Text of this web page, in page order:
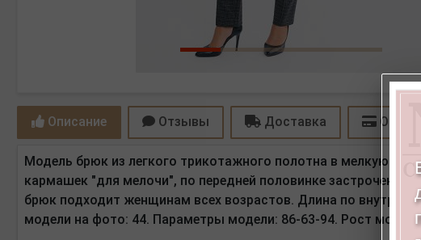
Описание Отзывы Доставка Оплата
Модель брюк из легкого трикотажного полотна в мелкую
кармашек "для мелочи", по передней половинке
брюк подходит женщинам всех возрастов. Длина по
модели на фото: 44. Параметры модели: 86-63-94. Рост